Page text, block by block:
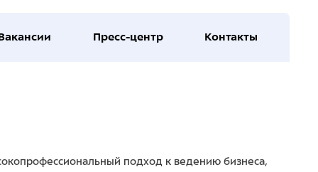
Пресс-центр Контакты
подход к ведению бизнеса,